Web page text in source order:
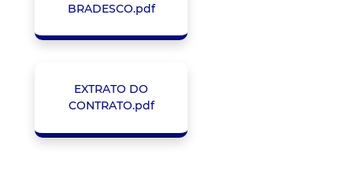
BRADESCO.pdf
EXTRATO DO
CONTRATO.pdf